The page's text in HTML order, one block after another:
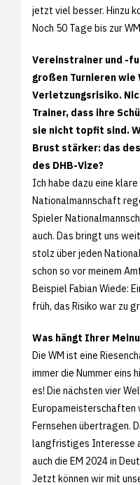
jetzt viel besser. Hinzu
Noch 50 Tage bis zur
Vereinstrainer und -
großen Turnieren wie
Verletzungsrisiko.
Trainer, dass ihre
sie nicht topfit sind.
Brust stärker: das
des DHB-Vize?
Ich habe dazu eine klare
Nationalmannschaft
Spieler
auch. Das bringt uns
stolz über jeden
schon so vor meinem
Beispiel Fabian Wiede:
früh, das Risiko war zu
Was hängt Ihrer
Die WM ist eine
immer die Nummer eins
es! Die nächsten vier
Fernsehen übertragen.
langfristiges Interesse
auch die EM 2024 in
Jetzt können wir mit